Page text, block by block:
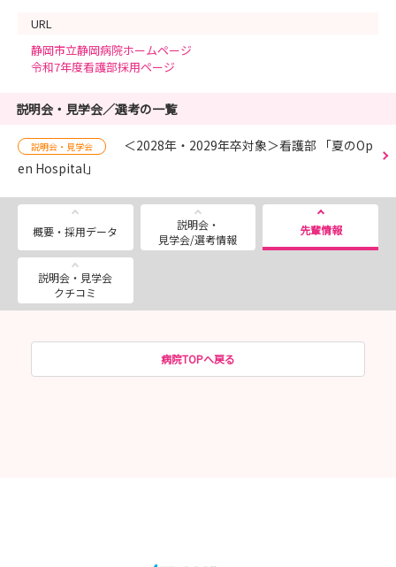
URL
静岡市立静岡病院ホームページ
令和7年度看護部採用ページ
説明会・見学会／選考の一覧
説明会・見学会
＜2028年・2029年卒対象＞看護部 「夏のOp
en Hospital」
概要・採用データ
説明会・
見学会/選考情報
先輩情報
説明会・見学会
クチコミ
病院TOPへ戻る